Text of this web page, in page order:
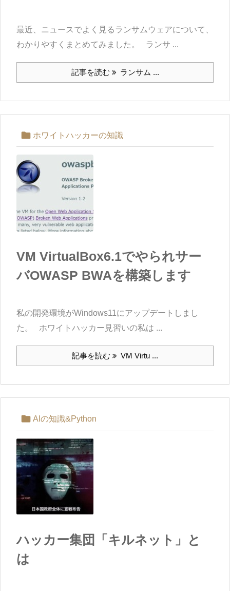
最近、ニュースでよく見るランサムウェアについて、
わかりやすくまとめてみました。 ランサ ...
記事を読む ランサム ...
 ホワイトハッカーの知識
VM VirtualBox6.1でやられサー
バOWASP BWAを構築します
私の開発環境がWindows11にアップデートしまし
た。 ホワイトハッカー見習いの私は ...
記事を読む VM Virtu ...
 AIの知識&Python
ハッカー集団「キルネット」と
は